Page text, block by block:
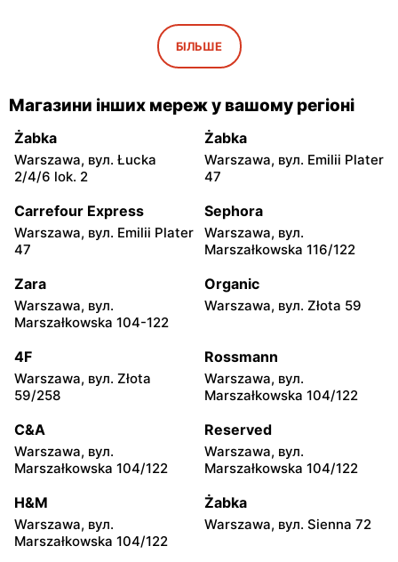
Chorten
Warszawa, вул. Franciszka
Żymirskiego 7/168u
Chorten
Wejherowska 20
Chorten
Warszawa, вул. Siennicka
6/18
Chorten
Barkocińska 6
Chorten
28\U4
Chorten Chorten
Romana Abrahama 7a
Chorten
Wrocławska 27 lok.100/103
Chorten
Wrocławska 18/1a
Chorten
Pułku 15c
Chorten
Gwiaździsta 29a
Chorten Chorten
Władysława Tatarkiewicza
10a
Chorten
БІЛЬШЕ
Магазини інших мереж у вашому регіоні
Żabka
Warszawa, вул. Łucka
2/4/6 lok. 2
Żabka
Warszawa, вул. Emilii Plater
47
Carrefour Express
Warszawa, вул. Emilii Plater
47
Sephora
Warszawa, вул.
Marszałkowska 116/122
Zara
Warszawa, вул.
Marszałkowska 104-122
Organic
Warszawa, вул. Złota 59
4F
Warszawa, вул. Złota
59/258
Rossmann
Warszawa, вул.
Marszałkowska 104/122
C&A
Warszawa, вул.
Marszałkowska 104/122
Reserved
Warszawa, вул.
Marszałkowska 104/122
H&M
Warszawa, вул.
Marszałkowska 104/122
Żabka
Warszawa, вул. Sienna 72